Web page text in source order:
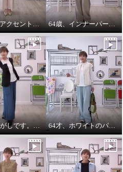
エムズ スタイル 綿１００％セ
ミシアー エアリー感溢れる シャ
チュールアクセントパーカー64歳カジュアル大好きが推し！ 64歳、インナーパーカーは必需品です。
64歳、ひがしです。わたしの時代は、やっぱりジャケットにパーカーを出す‼️ 64才、ホワイトのパーカーインナーはスタイリングに万能です。